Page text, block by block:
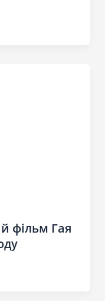
фільм Гая